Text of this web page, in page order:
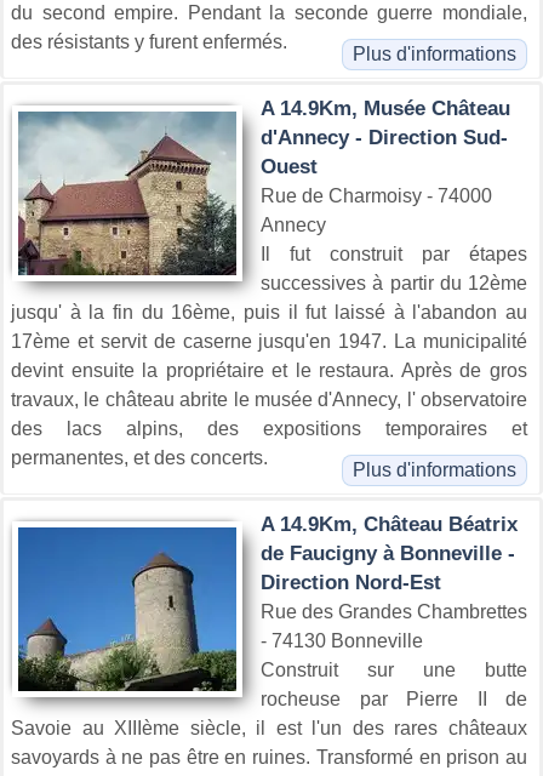
du second empire. Pendant la seconde guerre mondiale,
des résistants y furent enfermés.
Plus d'informations
A 14.9Km, Musée Château
d'Annecy - Direction Sud-
Ouest
Rue de Charmoisy - 74000
Annecy
Il fut construit par étapes
successives à partir du 12ème
jusqu' à la fin du 16ème, puis il fut laissé à l'abandon au
17ème et servit de caserne jusqu'en 1947. La municipalité
devint ensuite la propriétaire et le restaura. Après de gros
travaux, le château abrite le musée d'Annecy, l' observatoire
des lacs alpins, des expositions temporaires et
permanentes, et des concerts.
Plus d'informations
A 14.9Km, Château Béatrix
de Faucigny à Bonneville -
Direction Nord-Est
Rue des Grandes Chambrettes
- 74130 Bonneville
Construit sur une butte
rocheuse par Pierre II de
Savoie au XIIIème siècle, il est l'un des rares châteaux
savoyards à ne pas être en ruines. Transformé en prison au